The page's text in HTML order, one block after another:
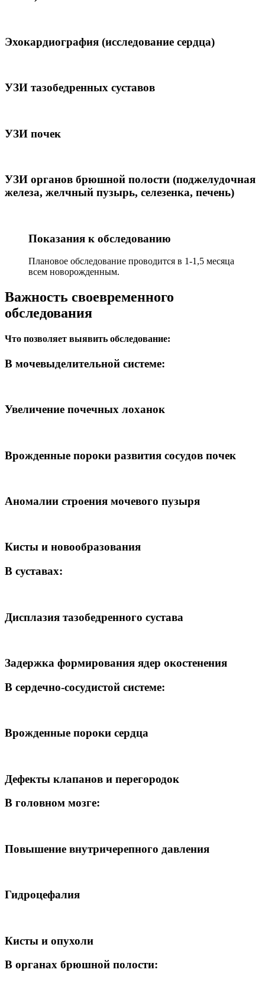
Эхокардиография (исследование сердца)
УЗИ тазобедренных суставов
УЗИ почек
УЗИ органов брюшной полости (поджелудочная
железа, желчный пузырь, селезенка, печень)
Показания к обследованию
Плановое обследование проводится в 1-1,5 месяца
всем новорожденным.
Важность своевременного
обследования
Что позволяет выявить обследование:
В мочевыделительной системе:
Увеличение почечных лоханок
Врожденные пороки развития сосудов почек
Аномалии строения мочевого пузыря
Кисты и новообразования
В суставах:
Дисплазия тазобедренного сустава
Задержка формирования ядер окостенения
В сердечно-сосудистой системе:
Врожденные пороки сердца
Дефекты клапанов и перегородок
В головном мозге:
Повышение внутричерепного давления
Гидроцефалия
Кисты и опухоли
В органах брюшной полости: